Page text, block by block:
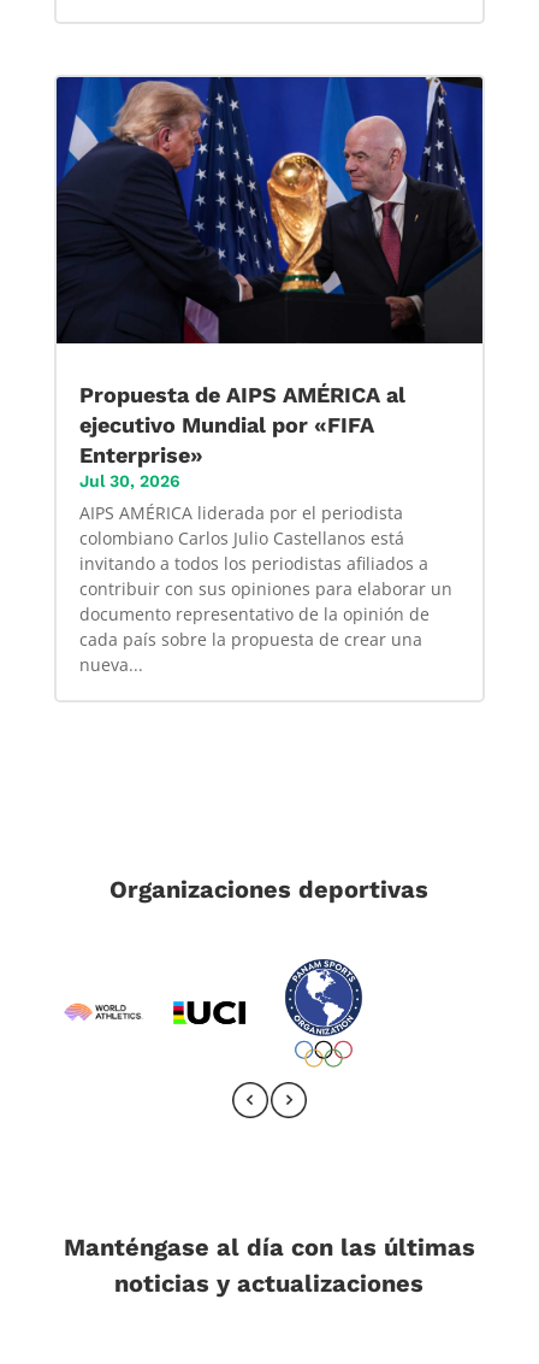
Propuesta de AIPS AMÉRICA al
ejecutivo Mundial por «FIFA
Enterprise»
Jul 30, 2026
AIPS AMÉRICA liderada por el periodista
colombiano Carlos Julio Castellanos está
invitando a todos los periodistas afiliados a
contribuir con sus opiniones para elaborar un
documento representativo de la opinión de
cada país sobre la propuesta de crear una
nueva...
Organizaciones deportivas
Manténgase al día con las últimas
noticias y actualizaciones